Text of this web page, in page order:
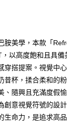
胺美學，本款「
以高度飽和且具備
穿搭提案。視覺中
昔杯，揉合柔和的
、隨興且充滿度假
創意視覺符號的設
生命力，是追求高